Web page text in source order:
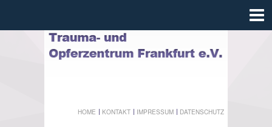
HOME KONTAKT IMPRESSUM DATENSCHUTZ